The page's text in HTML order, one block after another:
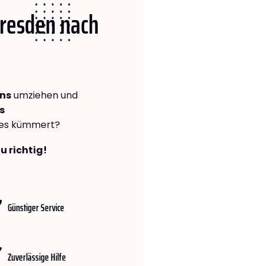
nach
umziehen und
kümmert?
richtig!
Günstiger Service
Zuverlässige Hilfe